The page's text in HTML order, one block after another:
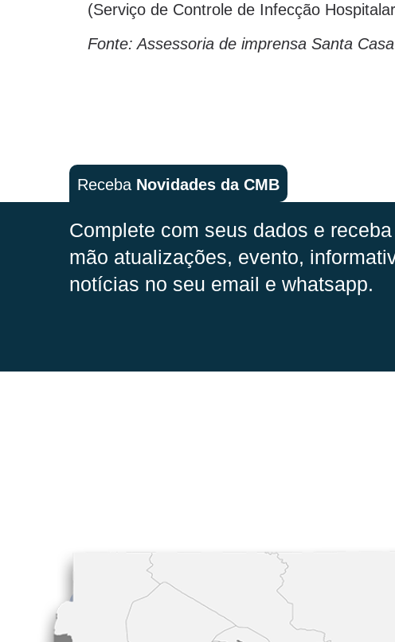
(Serviço de Controle de Infecção
Fonte: Assessoria de imprensa Santa
Receba Novidades da CMB
Complete com seus dados e
mão atualizações, evento,
notícias no seu email e whatsapp.